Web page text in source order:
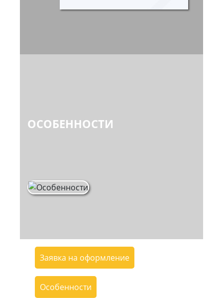
ОСОБЕННОСТИ
Заявка на оформление
Особенности